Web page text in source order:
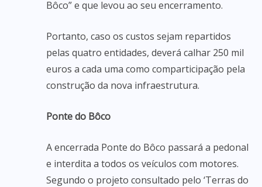
Bôco” e que levou ao seu encerramento.
Portanto, caso os custos sejam repartidos
pelas quatro entidades, deverá calhar 250 mil
euros a cada uma como comparticipação pela
construção da nova infraestrutura.
Ponte do Bôco
A encerrada Ponte do Bôco passará a pedonal
e interdita a todos os veículos com motores.
Segundo o projeto consultado pelo ‘Terras do